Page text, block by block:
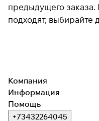
предыдущего заказа.
подходят, выбирайте
Компания
Информация
Помощь
+73432264045